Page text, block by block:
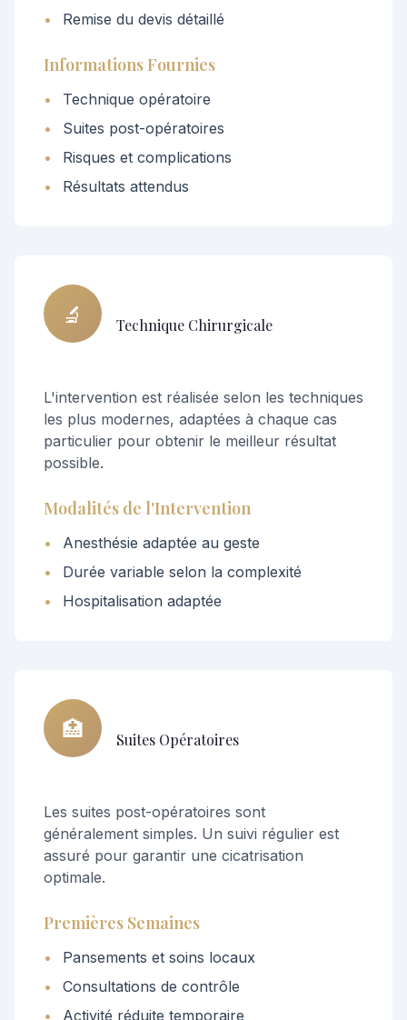
•
Remise du devis détaillé
Informations Fournies
•
Technique opératoire
•
Suites post-opératoires
•
Risques et complications
•
Résultats attendus
🔬 Technique Chirurgicale
L'intervention est réalisée selon les techniques
les plus modernes, adaptées à chaque cas
particulier pour obtenir le meilleur résultat
possible.
Modalités de l'Intervention
•
Anesthésie adaptée au geste
•
Durée variable selon la complexité
•
Hospitalisation adaptée
🏥 Suites Opératoires
Les suites post-opératoires sont
généralement simples. Un suivi régulier est
assuré pour garantir une cicatrisation
optimale.
Premières Semaines
•
Pansements et soins locaux
•
Consultations de contrôle
•
Activité réduite temporaire